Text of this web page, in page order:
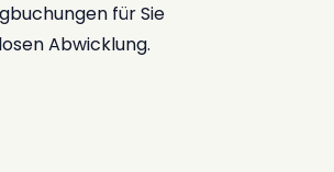
für Sie
Abwicklung.